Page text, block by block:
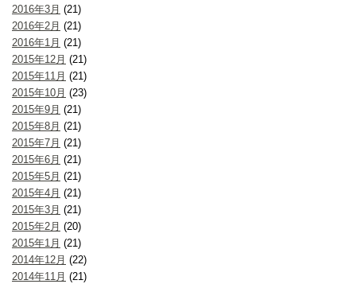
2016年3月 (21)
2016年2月 (21)
2016年1月 (21)
2015年12月 (21)
2015年11月 (21)
2015年10月 (23)
2015年9月 (21)
2015年8月 (21)
2015年7月 (21)
2015年6月 (21)
2015年5月 (21)
2015年4月 (21)
2015年3月 (21)
2015年2月 (20)
2015年1月 (21)
2014年12月 (22)
2014年11月 (21)